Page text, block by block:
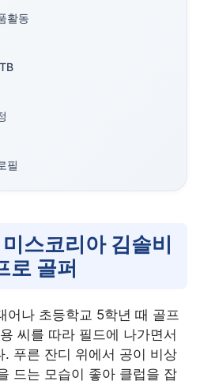
활동
필
스코리아 김솔비
로 골퍼
어나 초등학교 5학년 때 골프
씨를 따라 필드에 나가면서
. 푸른 잔디 위에서 공이 비상
드는 모습이 좋아 클럽을 잡